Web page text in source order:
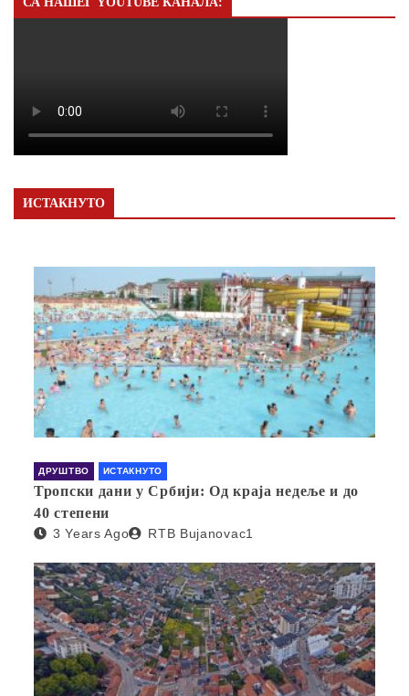
ИСТАКНУТО
ДРУШТВО ИСТАКНУТО
Тропски дани у Србији: Од краја недеље и до
40 степени
3 Years Ago RTB Bujanovac1